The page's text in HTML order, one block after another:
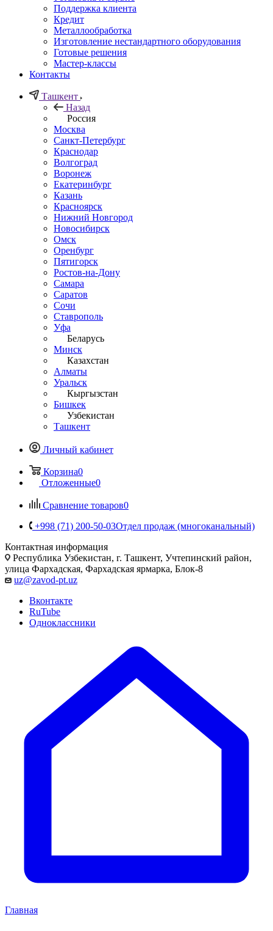
Поддержка клиента
Кредит
Металлообработка
Изготовление нестандартного оборудования
Готовые решения
Мастер-классы
Контакты
Ташкент
Назад
Россия
Москва
Санкт-Петербург
Краснодар
Волгоград
Воронеж
Екатеринбург
Казань
Красноярск
Нижний Новгород
Новосибирск
Омск
Оренбург
Пятигорск
Ростов-на-Дону
Самара
Саратов
Сочи
Ставрополь
Уфа
Беларусь
Минск
Казахстан
Алматы
Уральск
Кыргызстан
Бишкек
Узбекистан
Ташкент
Личный кабинет
Корзина0
Отложенные0
Сравнение товаров0
+998 (71) 200-50-03Отдел продаж (многоканальный)
Контактная информация
Республика Узбекистан, г. Ташкент, Учтепинский район,
улица Фархадская, Фархадская ярмарка, Блок-8
uz@zavod-pt.uz
Вконтакте
RuTube
Одноклассники
Главная